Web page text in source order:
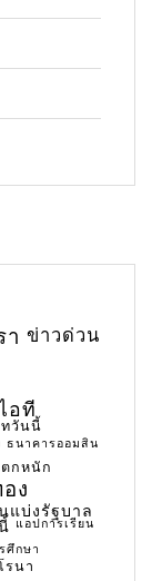
า ข่าวด่วน
อที
ทวันนี้
ธนาคารออมสิน
กหนัก
ง
แบ่งรัฐบาล
แอปการเรียน
ศึกษา
รนา